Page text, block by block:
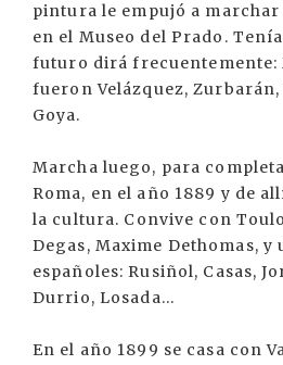
pintura le empujó a
en el Museo del Prado.
futuro dirá frecuentemente:
fueron Velázquez, Zurbarán,
Goya.
Marcha luego, para
Roma, en el año 1889 y de
la cultura. Convive con
Degas, Maxime Dethomas, y
españoles: Rusiñol, Casas,
Durrio, Losada...
En el año 1899 se casa con